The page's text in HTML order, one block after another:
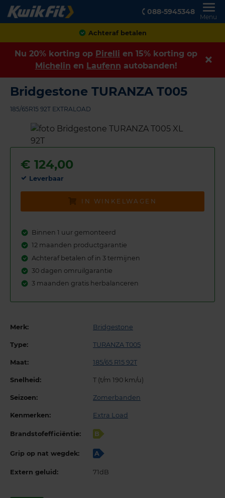
088-5945348
Menu
Klanten geven ons een
Nu 20% korting op Pirelli en 15% korting op
Michelin en Laufenn autobanden!
Bridgestone TURANZA T005
185/65R15 92T EXTRALOAD
€ 124,00
Leverbaar
IN WINKELWAGEN
Binnen 1 uur gemonteerd
12 maanden productgarantie
Achteraf betalen of in 3 termijnen
30 dagen omruilgarantie
3 maanden gratis herbalanceren
Merk: Bridgestone
Type: TURANZA T005
Maat: 185/65 R15 92T
Snelheid: T (t/m 190 km/u)
Seizoen: Zomerbanden
Kenmerken: Extra Load
Brandstofefficiëntie: B
Grip op nat wegdek: A
Extern geluid: 71dB